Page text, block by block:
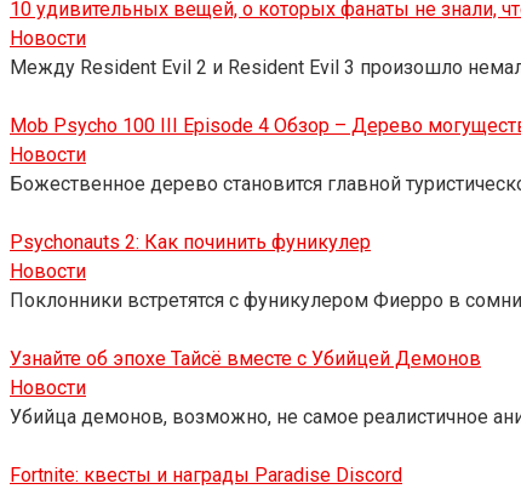
10 удивительных вещей, о которых фанаты не знали,
Новости
Между Resident Evil 2 и Resident Evil 3 произошло
Mob Psycho 100 III Episode 4 Обзор – Дерево
Новости
Божественное дерево становится главной
Psychonauts 2: Как починить фуникулер
Новости
Поклонники встретятся с фуникулером Фиерро в
Узнайте об эпохе Тайсё вместе с Убийцей Демонов
Новости
Убийца демонов, возможно, не самое реалистичное
Fortnite: квесты и награды Paradise Discord